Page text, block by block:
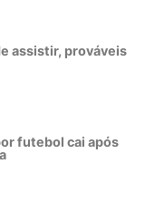
assistir, prováveis
futebol cai após